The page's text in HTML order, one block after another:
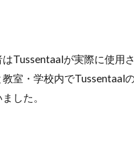
はTussentaalが実際に使用
室・学校内でTussentaal
した。